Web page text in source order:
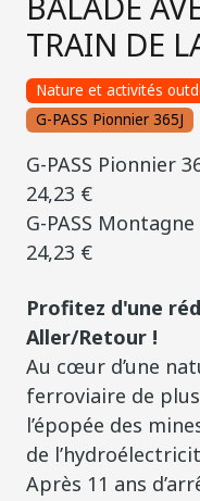
TRAIN DE
Nature et activités
G-PASS Pionnier 365J
G-PASS Pionnier
24,23 €
G-PASS
24,23 €
Profitez d'une
Aller/Retour !
Au cœur d’une
ferroviaire de
l’épopée des
de
Après 11 ans